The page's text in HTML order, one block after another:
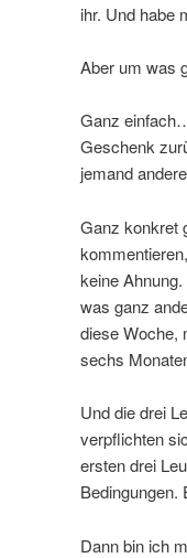
ihr. Und habe
Aber um was
Ganz
Geschenk
jemand
Ganz konkret
keine
was ganz
diese Woche,
sechs
Und die drei
verpflichten
ersten drei
Bedingungen.
Dann bin ich